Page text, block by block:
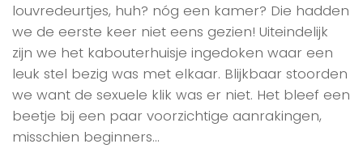
louvredeurtjes, huh? nóg een kamer? Die hadden
we de eerste keer niet eens gezien! Uiteindelijk
zijn we het kabouterhuisje ingedoken waar een
leuk stel bezig was met elkaar. Blijkbaar stoorden
we want de sexuele klik was er niet. Het bleef een
beetje bij een paar voorzichtige aanrakingen,
misschien beginners…